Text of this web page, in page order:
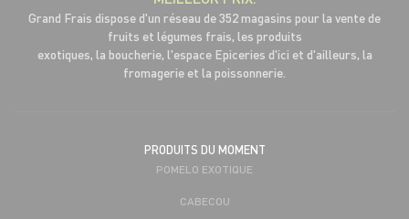
Grand Frais dispose d'un réseau de 352 magasins pour la vente de
fruits et légumes frais, les produits
exotiques, la boucherie, l'espace Epiceries d'ici et d'ailleurs, la
fromagerie et la poissonnerie.
PRODUITS DU MOMENT
POMELO EXOTIQUE
CABECOU